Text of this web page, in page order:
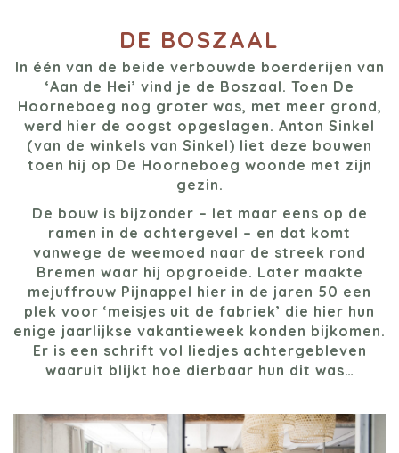
DE BOSZAAL
In één van de beide verbouwde boerderijen van
‘Aan de Hei’ vind je de Boszaal. Toen De
Hoorneboeg nog groter was, met meer grond,
werd hier de oogst opgeslagen. Anton Sinkel
(van de winkels van Sinkel) liet deze bouwen
toen hij op De Hoorneboeg woonde met zijn
gezin.
De bouw is bijzonder – let maar eens op de
ramen in de achtergevel – en dat komt
vanwege de weemoed naar de streek rond
Bremen waar hij opgroeide. Later maakte
mejuffrouw Pijnappel hier in de jaren 50 een
plek voor ‘meisjes uit de fabriek’ die hier hun
enige jaarlijkse vakantieweek konden bijkomen.
Er is een schrift vol liedjes achtergebleven
waaruit blijkt hoe dierbaar hun dit was…